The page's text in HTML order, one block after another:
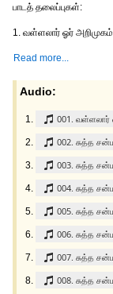
பாடத் தலைப்புகள்:
1. வள்ளலார் ஓர்
Read more...
Audio:
001. வள்ளலார்
002. சுத்த
003. சுத்த
004. சுத்த
005. சுத்த
006. சுத்த
007. சுத்த
008. சுத்த